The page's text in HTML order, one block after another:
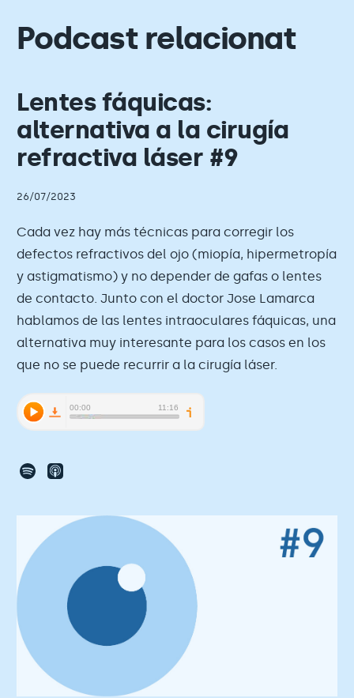
Podcast relacionat
Lentes fáquicas:
alternativa a la cirugía
refractiva láser #9
26/07/2023
Cada vez hay más técnicas para corregir los
defectos refractivos del ojo (miopía, hipermetropía
y astigmatismo) y no depender de gafas o lentes
de contacto. Junto con el doctor Jose Lamarca
hablamos de las lentes intraoculares fáquicas, una
alternativa muy interesante para los casos en los
que no se puede recurrir a la cirugía láser.